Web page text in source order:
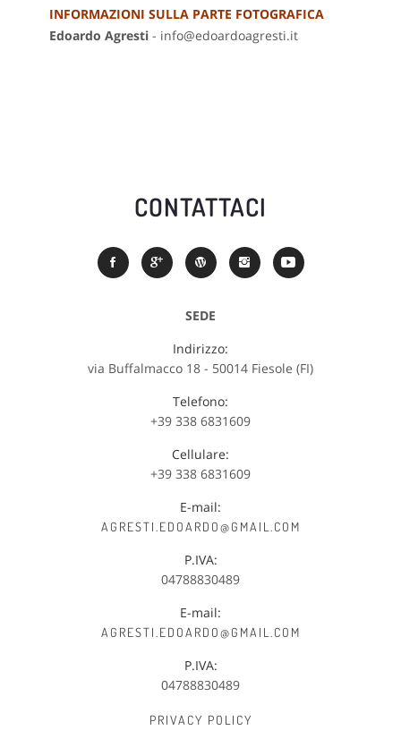
INFORMAZIONI SULLA PARTE FOTOGRAFICA
Edoardo Agresti - info@edoardoagresti.it
CONTATTACI
SEDE
Indirizzo:
via Buffalmacco 18 - 50014 Fiesole (FI)
Telefono:
+39 338 6831609
Cellulare:
+39 338 6831609
E-mail:
AGRESTI.EDOARDO@GMAIL.COM
P.IVA:
04788830489
E-mail:
AGRESTI.EDOARDO@GMAIL.COM
P.IVA:
04788830489
PRIVACY POLICY